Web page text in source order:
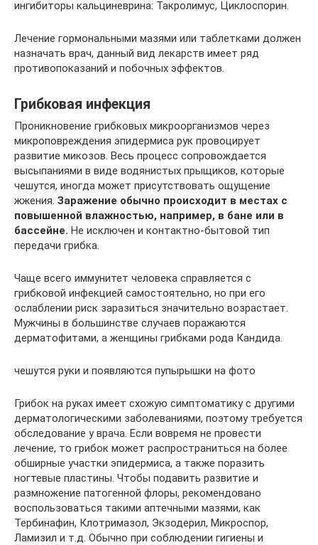
ингибиторы кальциневрина: Такролимус, Циклоспорин.
Лечение гормональными мазями или таблетками должен
назначать врач, данный вид лекарств имеет ряд
противопоказаний и побочных эффектов.
Грибковая инфекция
Проникновение грибковых микроорганизмов через
микроповреждения эпидермиса рук провоцирует
развитие микозов. Весь процесс сопровождается
высыпаниями в виде водянистых прыщиков, которые
чешутся, иногда может присутствовать ощущение
жжения. Заражение обычно происходит в местах с
повышенной влажностью, например, в бане или в
бассейне. Не исключен и контактно-бытовой тип
передачи грибка.
Чаще всего иммунитет человека справляется с
грибковой инфекцией самостоятельно, но при его
ослаблении риск заразиться значительно возрастает.
Мужчины в большинстве случаев поражаются
дерматофитами, а женщины грибками рода Кандида.
чешутся руки и появляются пупырышки на фото
Грибок на руках имеет схожую симптоматику с другими
дерматологическими заболеваниями, поэтому требуется
обследование у врача. Если вовремя не провести
лечение, то грибок может распространиться на более
обширные участки эпидермиса, а также поразить
ногтевые пластины. Чтобы подавить развитие и
размножение патогенной флоры, рекомендовано
воспользоваться такими аптечными мазями, как
Тербинафин, Клотримазол, Экзодерил, Микроспор,
Ламизил и т.д. Обычно при соблюдении гигиены и